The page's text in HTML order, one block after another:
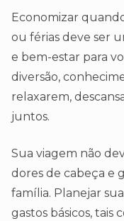
Economizar
ou férias deve ser
e bem-estar para
diversão,
relaxarem,
juntos.
Sua viagem não
dores de cabeça e
família. Planejar
gastos básicos, tais